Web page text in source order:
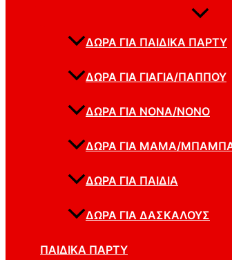
ΔΏΡΑ ΓΙΑ ΠΑΙΔΙΚΆ ΠΆΡΤΥ
ΔΏΡΑ ΓΙΑ ΓΙΑΓΙΆ/ΠΑΠΠΟΎ
ΔΏΡΑ ΓΙΑ ΝΟΝΆ/ΝΟΝΌ
ΔΏΡΑ ΓΙΑ ΜΑΜΆ/
ΔΏΡΑ ΓΙΑ ΠΑΙΔΙΆ
ΔΏΡΑ ΓΙΑ ΔΑΣΚΆΛΟΥΣ
ΠΑΙΔΙΚΆ ΠΆΡΤΥ